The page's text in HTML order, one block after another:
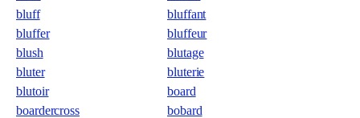
bluff
bluffant
bluffer
bluffeur
blush
blutage
bluter
bluterie
blutoir
board
boardercross
bobard